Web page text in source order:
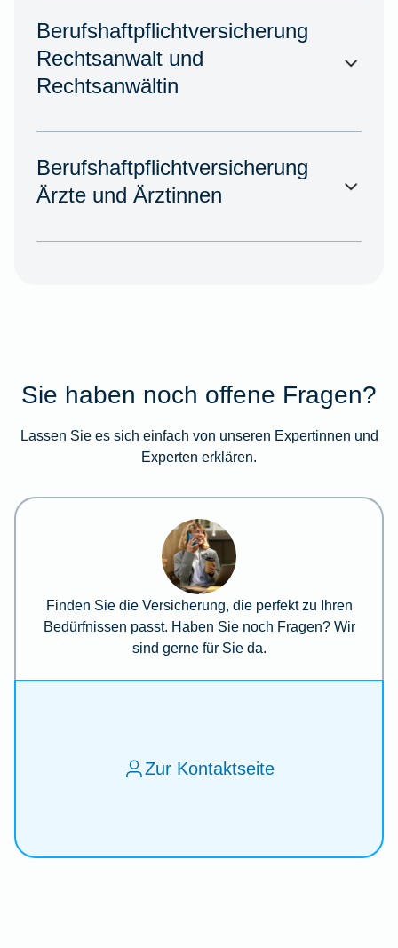
Berufshaftpflichtversicherung
Rechtsanwalt und
Rechtsanwältin
Berufshaftpflichtversicherung
Ärzte und Ärztinnen
Sie haben noch offene Fragen?
Lassen Sie es sich einfach von unseren Expertinnen und
Experten erklären.
Finden Sie die Versicherung, die perfekt zu Ihren
Bedürfnissen passt. Haben Sie noch Fragen? Wir
sind gerne für Sie da.
Zur Kontaktseite